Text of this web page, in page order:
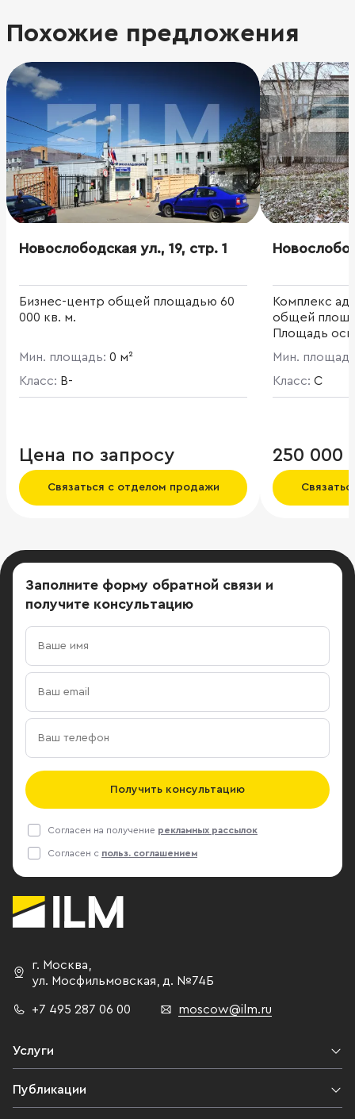
Похожие предложения
Новослободская ул., 19, стр. 1
Бизнес-центр общей площадью 60
000 кв. м.
Мин. площадь: 0 м²
Класс: B-
Цена по запросу
Связаться с отделом продажи
Комплекс
общей
Площадь
кв.м.
возможно
Мин.
Класс: C
250 000
Заполните форму обратной связи и
получите консультацию
Получить консультацию
Согласен на получение рекламных рассылок
Согласен с польз. соглашением
г. Москва,
ул. Мосфильмовская, д. №74Б
+7 495 287 06 00 moscow@ilm.ru
Услуги
Публикации